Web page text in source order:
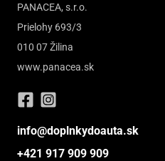
PANACEA, s.r.o.
Prielohy 693/3
010 07 Žilina
www.panacea.sk
info@doplnkydoauta.sk
+421 917 909 909